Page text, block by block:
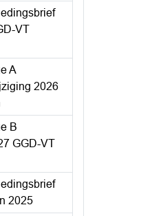
VT
A
2026
B
GGD-VT
2025